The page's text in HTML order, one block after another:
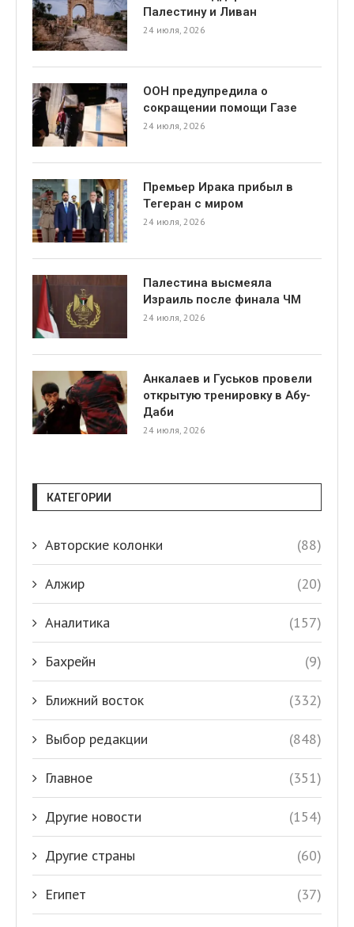
Палестину и Ливан
24 июля, 2026
ООН предупредила о
сокращении помощи Газе
24 июля, 2026
Премьер Ирака прибыл в
Тегеран с миром
24 июля, 2026
Палестина высмеяла
Израиль после финала ЧМ
24 июля, 2026
Анкалаев и Гуськов провели
открытую тренировку в Абу-
Даби
24 июля, 2026
КАТЕГОРИИ
Авторские колонки (88)
Алжир (20)
Аналитика (157)
Бахрейн (9)
Ближний восток (332)
Выбор редакции (848)
Главное (351)
Другие новости (154)
Другие страны (60)
Египет (37)